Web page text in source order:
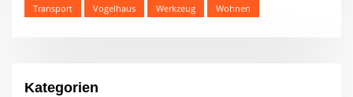
Transport
Vogelhaus Werkzeug Wohnen
Kategorien